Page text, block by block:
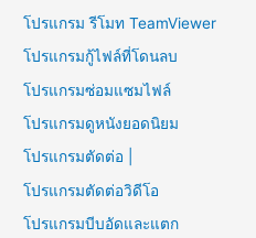
โปรแกรม รีโมท TeamViewer
โปรแกรมกู้ไฟล์ที่โดนลบ
โปรแกรมซ่อมแซมไฟล์
โปรแกรมดูหนังยอดนิยม
โปรแกรมตัดต่อ |
โปรแกรมตัดต่อวิดีโอ
โปรแกรมบีบอัดและแตก